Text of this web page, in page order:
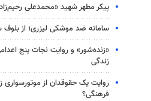
پیکر مطهر شهید «محمدعلی
سامانه ضد موشکی لیزری؛ از بلوف
«زنده‌شور» و روایت نجات پنج
زندگی
روایت یک حقوقدان از موتورسواری
فرهنگی؟